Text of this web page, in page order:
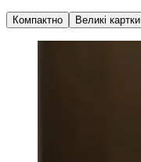
Компактно Великі картки